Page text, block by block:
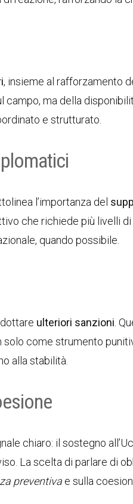
, insieme al rafforzamento
ma della
e strutturato.
l’importanza del
che richiede più livelli
quando possibile.
ulteriori sanzioni .
come strumento
alla stabilità.
chiaro: il sostegno
La scelta di parlare di
preventiva e sulla